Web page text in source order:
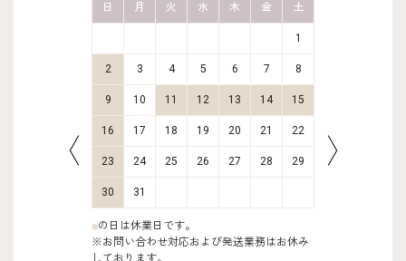
日 月 火 水 木 金 土
1
2 3 4 5 6 7 8
9 10 11 12 13 14 15
16 17 18 19 20 21 22
23 24 25 26 27 28 29
30 31
■の日は休業日です。
※お問い合わせ対応および発送業務はお休み